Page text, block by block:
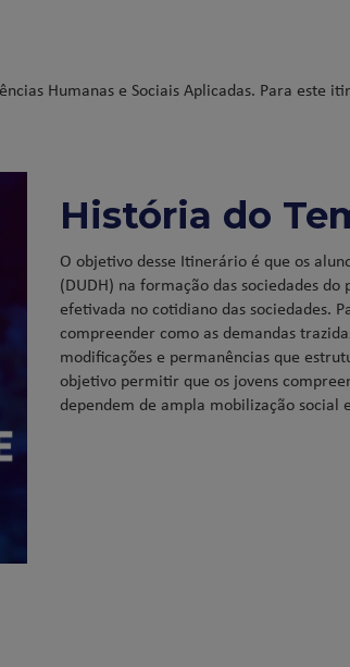
Humanas e Sociais Aplicadas. Para este
História do
O objetivo desse Itinerário é que os
(DUDH) na formação das sociedades
efetivada no cotidiano das sociedades.
compreender como as demandas
modificações e permanências que
objetivo permitir que os jovens
dependem de ampla mobilização